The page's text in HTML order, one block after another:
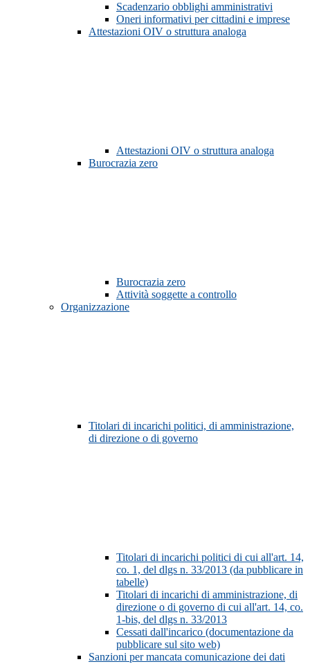
Scadenzario obblighi amministrativi
Oneri informativi per cittadini e imprese
Attestazioni OIV o struttura analoga
Attestazioni OIV o struttura analoga
Burocrazia zero
Burocrazia zero
Attività soggette a controllo
Organizzazione
Titolari di incarichi politici, di amministrazione,
di direzione o di governo
Titolari di incarichi politici di cui all'art. 14,
co. 1, del dlgs n. 33/2013 (da pubblicare in
tabelle)
Titolari di incarichi di amministrazione, di
direzione o di governo di cui all'art. 14, co.
1-bis, del dlgs n. 33/2013
Cessati dall'incarico (documentazione da
pubblicare sul sito web)
Sanzioni per mancata comunicazione dei dati